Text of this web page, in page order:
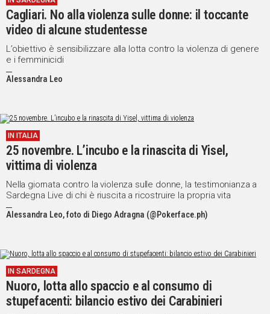
Cagliari. No alla violenza sulle donne: il toccante
video di alcune studentesse
L’obiettivo è sensibilizzare alla lotta contro la violenza di genere
e i femminicidi
Alessandra Leo
IN ITALIA
25 novembre. L’incubo e la rinascita di Yisel,
vittima di violenza
Nella giornata contro la violenza sulle donne, la testimonianza a
Sardegna Live di chi è riuscita a ricostruire la propria vita
Alessandra Leo, foto di Diego Adragna (@Pokerface.ph)
IN SARDEGNA
Nuoro, lotta allo spaccio e al consumo di
stupefacenti: bilancio estivo dei Carabinieri